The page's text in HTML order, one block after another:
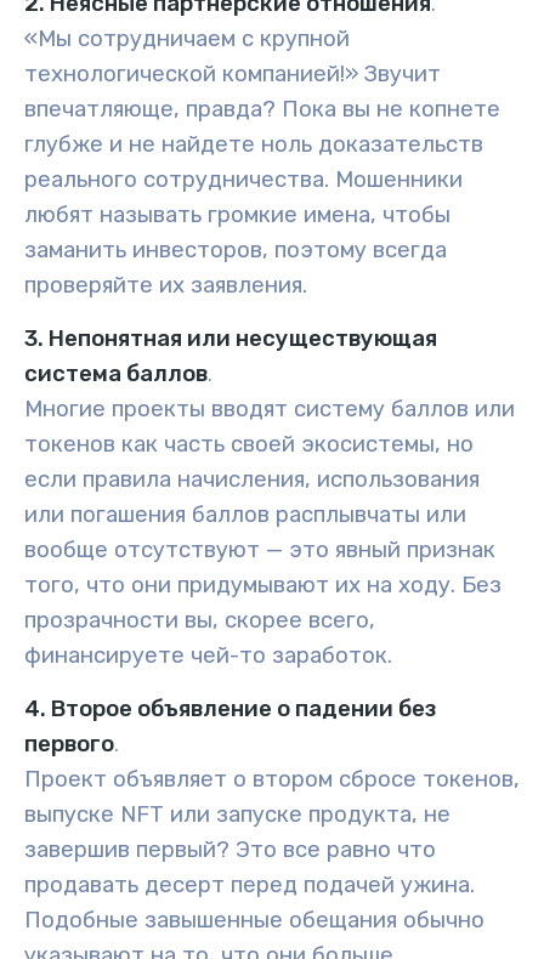
«Мы сотрудничаем с крупной
технологической компанией!» Звучит
впечатляюще, правда? Пока вы не копнете
глубже и не найдете ноль доказательств
реального сотрудничества. Мошенники
любят называть громкие имена, чтобы
заманить инвесторов, поэтому всегда
проверяйте их заявления.
3. Непонятная или несуществующая
система баллов.
Многие проекты вводят систему баллов или
токенов как часть своей экосистемы, но
если правила начисления, использования
или погашения баллов расплывчаты или
вообще отсутствуют — это явный признак
того, что они придумывают их на ходу. Без
прозрачности вы, скорее всего,
финансируете чей-то заработок.
4. Второе объявление о падении без
первого.
Проект объявляет о втором сбросе токенов,
выпуске NFT или запуске продукта, не
завершив первый? Это все равно что
продавать десерт перед подачей ужина.
Подобные завышенные обещания обычно